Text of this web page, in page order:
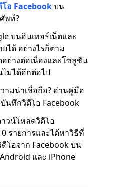
อ Facebookบน
พท์?
บนอินเทอร์เน็ตและ
ได้ อย่างไรก็ตาม
อย่างต่อเนื่องและโซลูชัน
ไม่ได้อีกต่อไป
ามน่าเชื่อถือ? อ่านคู่มือ
นทึกวิดีโอ Facebook
วน์โหลดวิดีโอ
รายการและได้หาวิธีที่
โอจาก Facebook บน
และ iPhone